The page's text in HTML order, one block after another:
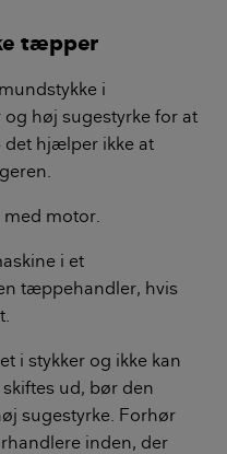
tæpper
i
høj sugestyrke for at
det hjælper ikke at
med motor.
i et
tæppehandler, hvis
i stykker og ikke kan
ud, bør den
sugestyrke. Forhør
inden, der